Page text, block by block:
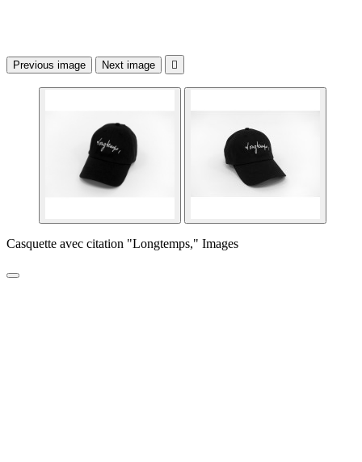
Previous image Next image 
Casquette avec citation "Longtemps," Images